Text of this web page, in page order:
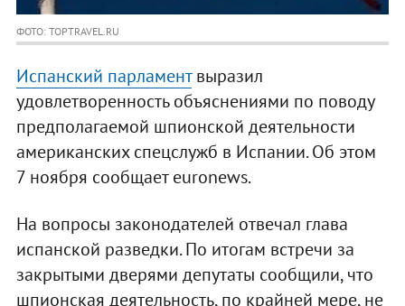
ФОТО: TOPTRAVEL.RU
Испанский парламентвыразил
удовлетворенность объяснениями по поводу
предполагаемой шпионской деятельности
американских спецслужб в Испании. Об этом
7 ноября сообщает euronews.
На вопросы законодателей отвечал глава
испанской разведки. По итогам встречи за
закрытыми дверями депутаты сообщили, что
шпионская деятельность, по крайней мере, не